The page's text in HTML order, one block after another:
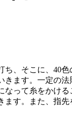
、そこに、40
きます。一定の
なって糸をかけ
ます。また、指